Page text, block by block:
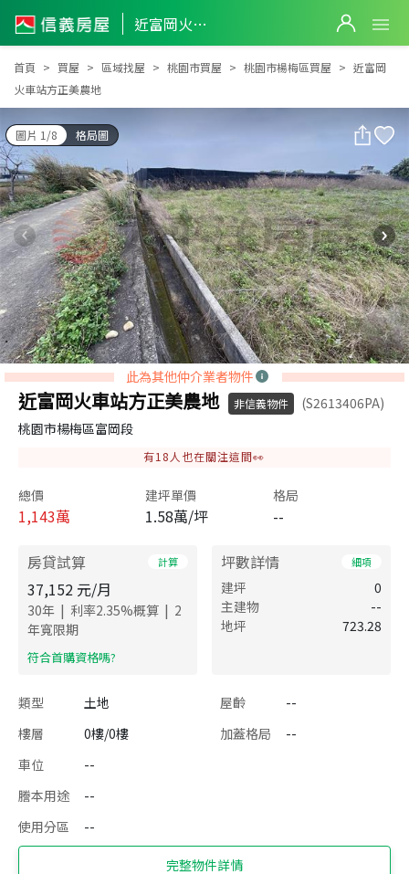
近富岡火車站方正美農地
近富岡火車站方正美農地
首頁 買屋 區域找屋 桃園市買屋 桃園市楊梅區買屋
近富岡
火車站方正美農地
圖片 1/8 格局圖
此為其他仲介業者物件
近富岡火車站方正美農地 非信義物件
(S2613406PA)
桃園市楊梅區富岡段
有18 人也在關注這間👀
總價
1,143萬
建坪單價
1.58萬/坪
格局
--
房貸試算 計算
37,152 元/月
30年 | 利率2.35%概算 | 2
年寬限期
​符合首購資格嗎?
坪數詳情 細項
建坪
0
主建物
--
地坪
723.28
類型 土地 屋齡
--
樓層
0樓/0樓 加蓋格局
--
車位
--
謄本用途
--
使用分區
--
完整物件詳情